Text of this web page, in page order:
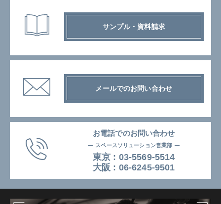
サンプル・資料請求
メールでのお問い合わせ
お電話でのお問い合わせ
スペースソリューション営業部
東京 : 03-5569-5514
⼤阪 : 06-6245-9501